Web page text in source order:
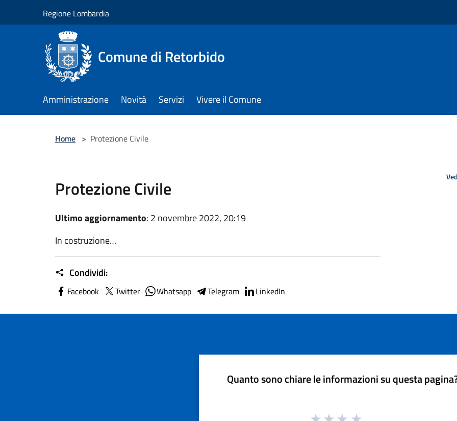
Regione Lombardia
Comune di Retorbido
Amministrazione Novità Servizi Vivere il Comune
Home > Protezione Civile
Protezione Civile
Ultimo aggiornamento: 2 novembre 2022, 20:19
In costruzione…
Condividi:
Facebook Twitter Whatsapp Telegram LinkedIn
Quanto sono chiare le informazioni su questa